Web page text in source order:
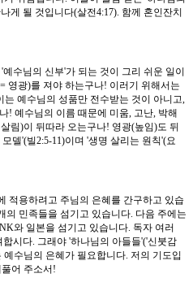
게 될 것입니다(살전4:17). 함께 혼인잔치
수님의 신부'가 되는 것이 그리 쉬운 일이
영광)를 져야 하는구나! 이러기 위해서는
는 예수님의 성품만 전수받는 것이 아니고,
! 예수님의 이름 때문에 미움, 고난, 박해
림)이 뒤따라 오는구나! 영광(높임)도 뒤
델'(빌2:5-11)이며 '생명 살리는 원칙'(요
적용하려고 주님의 은혜를 간구하고 있습
의 민족들을 섬기고 있습니다. 다음 주에는
와 일본을 섬기고 있습니다. 독자 여러
시다. 그래야 '하나님의 아들들'('신붓감
수님의 은혜가 필요합니다. 저의 기도입
어 주소서!